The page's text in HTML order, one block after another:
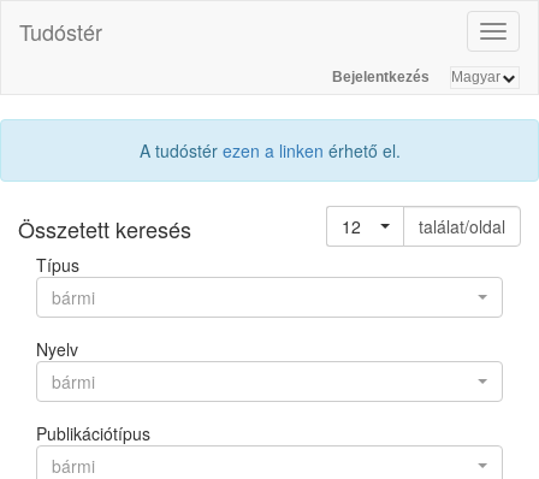
Tudóstér
Bejelentkezés
A tudóstér ezen a linken érhető el.
Összetett keresés 12
találat/oldal
Típus
bármi
Nyelv
bármi
Publikációtípus
bármi